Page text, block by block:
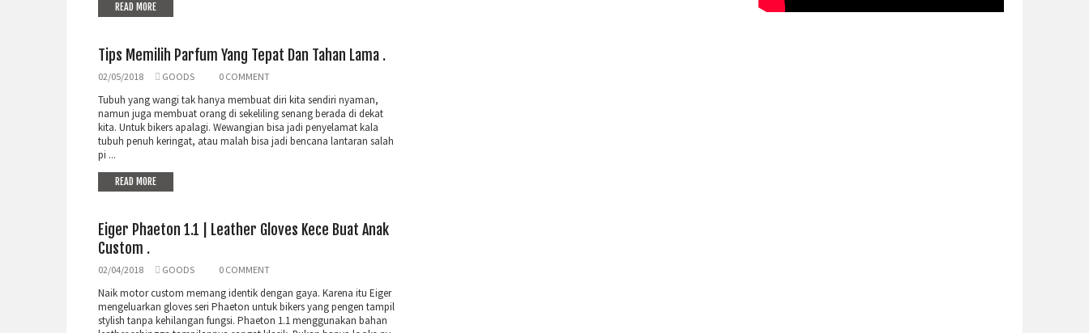
READ MORE
Tips Memilih Parfum Yang Tepat Dan Tahan Lama .
02/05/2018 GOODS 0 COMMENT
Tubuh yang wangi tak hanya membuat diri kita sendiri nyaman,
namun juga membuat orang di sekeliling senang berada di dekat
kita. Untuk bikers apalagi. Wewangian bisa jadi penyelamat kala
tubuh penuh keringat, atau malah bisa jadi bencana lantaran salah
pi ...
READ MORE
Eiger Phaeton 1.1 | Leather Gloves Kece Buat Anak
Custom .
02/04/2018 GOODS 0 COMMENT
Naik motor custom memang identik dengan gaya. Karena itu Eiger
mengeluarkan gloves seri Phaeton untuk bikers yang pengen tampil
stylish tanpa kehilangan fungsi. Phaeton 1.1 menggunakan bahan